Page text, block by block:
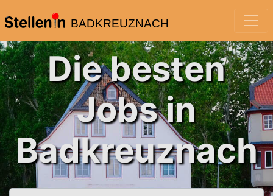
BADKREUZNACH
Die besten
Jobs in
Badkreuznach